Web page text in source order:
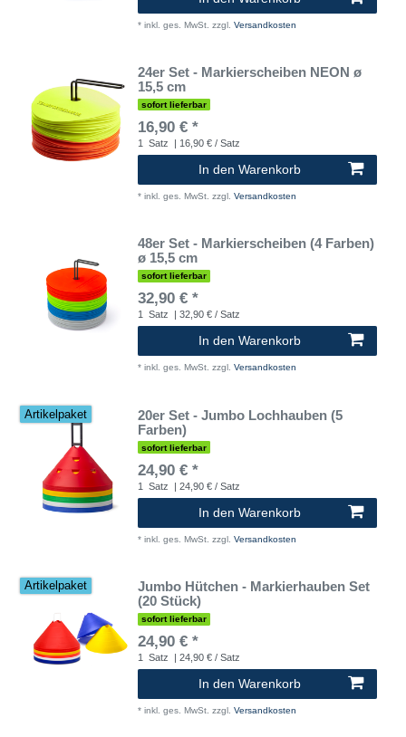
* inkl. ges. MwSt. zzgl. Versandkosten
24er Set - Markierscheiben NEON ø
15,5 cm
sofort lieferbar
16,90 € *
1 Satz | 16,90 € / Satz
In den Warenkorb
* inkl. ges. MwSt. zzgl. Versandkosten
48er Set - Markierscheiben (4 Farben)
ø 15,5 cm
sofort lieferbar
32,90 € *
1 Satz | 32,90 € / Satz
In den Warenkorb
* inkl. ges. MwSt. zzgl. Versandkosten
Artikelpaket
20er Set - Jumbo Lochhauben (5
Farben)
sofort lieferbar
24,90 € *
1 Satz | 24,90 € / Satz
In den Warenkorb
* inkl. ges. MwSt. zzgl. Versandkosten
Artikelpaket
Jumbo Hütchen - Markierhauben Set
(20 Stück)
sofort lieferbar
24,90 € *
1 Satz | 24,90 € / Satz
In den Warenkorb
* inkl. ges. MwSt. zzgl. Versandkosten